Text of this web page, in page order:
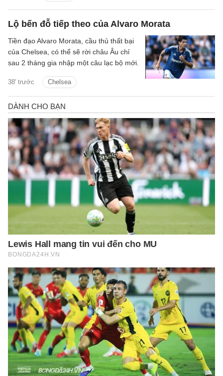
Lộ bến đỗ tiếp theo của Alvaro Morata
38' trước Chelsea
Tiền đạo Alvaro Morata, cầu thủ thất bại
của Chelsea, có thể sẽ rời châu Âu chỉ
sau 2 tháng gia nhập một câu lạc bộ mới.